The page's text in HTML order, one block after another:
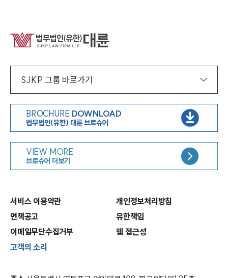
SJKP 그룹 바로가기
BROCHURE DOWNLOAD
법무법인(유한) 대륜 브로슈어
VIEW MORE
브로슈어 더보기
서비스 이용약관
개인정보처리방침
면책공고
유한책임
이메일무단수집거부
웹 접근성
고객의 소리